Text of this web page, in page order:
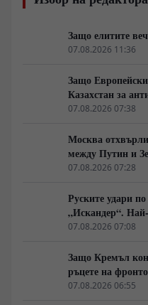
Защо елитите
07.08.2026 11:36
Защо
Казахстан за
07.08.2026 07:38
Москва
между Путин и
07.08.2026 07:28
Руските удари
„Искандер“.
унищожен.
07.08.2026 07:08
Защо Кремъл
ръцете на
07.08.2026 06:55